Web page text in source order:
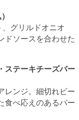
グリルドオニオ
ドソースを合わせた
ステーキチーズバー
レンジ。細切れビー
食べ応えのあるバー